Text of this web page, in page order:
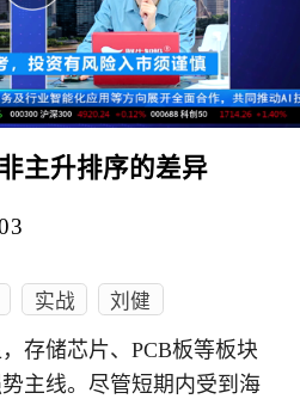
主升排序的差异
实战 刘健
存储芯片、PCB板等板块
主线。尽管短期内受到海